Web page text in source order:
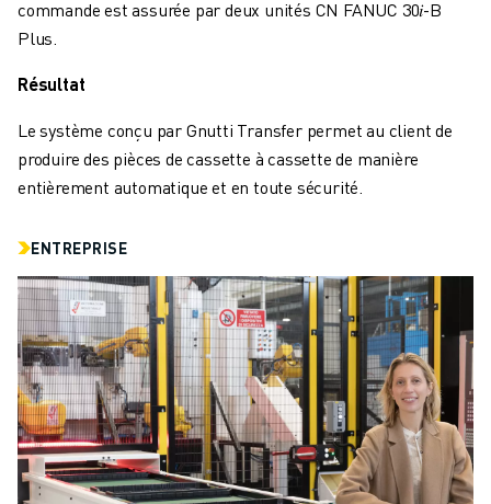
FORMATION ET ÉDUCATION
FANUC ACADEMY
SOLUTIONS POUR L'ÉDUCATION
WORLDSKILLS ET JEUNES TALENTS
ÉVÉNEMENTS ÉDUCATIFS
ACTUALITÉS ET MÉDIAS
EVÉNEMENTS
A PROPOS DE FANUC
A PROPOS DE FANUC
FANUC EN EUROPE
NOS SITES
DÉVELOPPEMENT DURABLE
CARRIÈRE
FAÇONNEZ VOTRE AVENIR AVEC FANUC
REJOIGNEZ-NOUS
commande est assurée par deux unités CN FANUC 30𝑖-B
Plus.
Résultat
Le système conçu par Gnutti Transfer permet au client de
produire des pièces de cassette à cassette de manière
entièrement automatique et en toute sécurité.
ENTREPRISE